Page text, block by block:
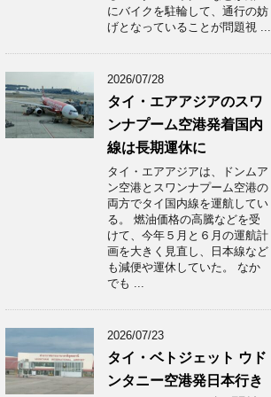
にバイクを駐輪して、通行の妨
げとなっていることが問題視 ...
2026/07/28
タイ・エアアジアのスワ
ンナプーム空港発着国内
線は長期運休に
タイ・エアアジアは、ドンムア
ン空港とスワンナプーム空港の
両方でタイ国内線を運航してい
る。 燃油価格の高騰などを受
けて、今年５月と６月の運航計
画を大きく見直し、日本線など
も減便や運休していた。 なか
でも ...
2026/07/23
タイ・ベトジェット ウド
ンタニー空港発日本行き